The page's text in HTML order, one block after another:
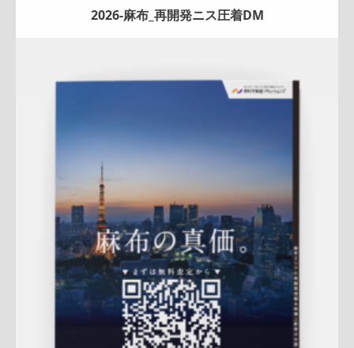
2026-麻布_再開発ニス圧着DM
Update:2026.02.18
折りパンフレット土地エリア広告 売却訴求査定 クール
プレミアム 麻布営業部QRコード市場動向 相場
詳しく見る